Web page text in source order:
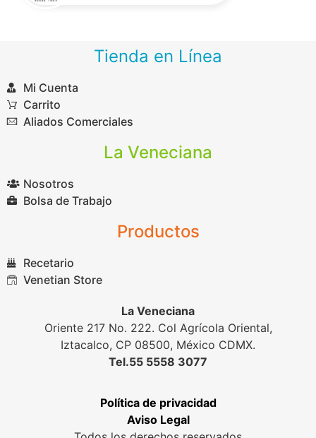
Tienda en Línea
Mi Cuenta
Carrito
Aliados Comerciales
La Veneciana
Nosotros
Bolsa de Trabajo
Productos
Recetario
Venetian Store
La Veneciana
Oriente 217 No. 222. Col Agrícola Oriental,
Iztacalco, CP 08500, México CDMX.
Tel.55 5558 3077
Política de privacidad
Aviso Legal